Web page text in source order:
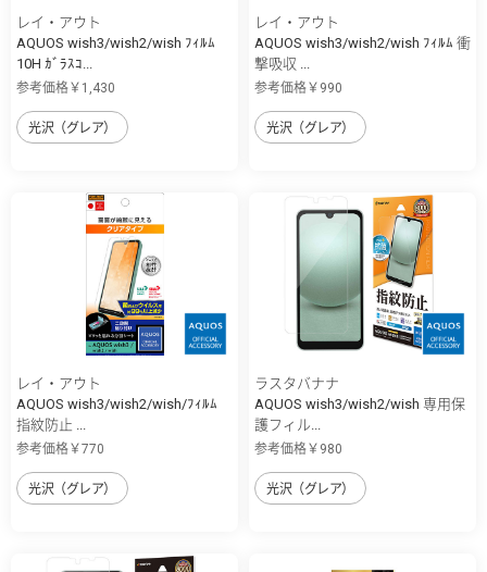
レイ・アウト
AQUOS wish3/wish2/wish ﾌｨﾙﾑ
10H ｶﾞﾗｽｺ...
参考価格￥1,430
光沢（グレア）
レイ・アウト
AQUOS wish3/wish2/wish ﾌｨﾙﾑ 衝
撃吸収 ...
参考価格￥990
光沢（グレア）
レイ・アウト
AQUOS wish3/wish2/wish/ﾌｨﾙﾑ
指紋防止 ...
参考価格￥770
光沢（グレア）
ラスタバナナ
AQUOS wish3/wish2/wish 専用保
護フィル...
参考価格￥980
光沢（グレア）